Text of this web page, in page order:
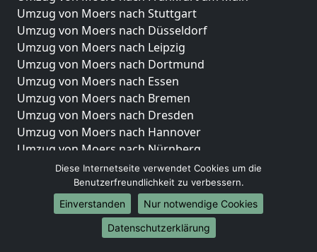
Umzug von Moers nach Stuttgart
Umzug von Moers nach Düsseldorf
Umzug von Moers nach Leipzig
Umzug von Moers nach Dortmund
Umzug von Moers nach Essen
Umzug von Moers nach Bremen
Umzug von Moers nach Dresden
Umzug von Moers nach Hannover
Umzug von Moers nach Nürnberg
Umzug von Moers nach Duisburg
Umzug von Moers nach Bochum
Umzug von Moers nach Wuppertal
Umzug von Moers nach Bielefeld
Umzug von Moers nach Bonn
Diese Internetseite verwendet Cookies um die
Benutzerfreundlichkeit zu verbessern.
Einverstanden
Nur notwendige Cookies
Datenschutzerklärung